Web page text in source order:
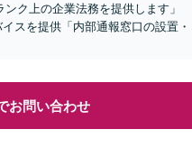
ク上の企業法務を提供します」
スを提供「内部通報窓口の設置・
お問い合わせ